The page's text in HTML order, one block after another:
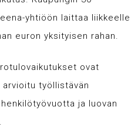
yhtiöön laittaa liikkeelle
euron yksityisen rahan.
ovat
työllistävän
ja luovan